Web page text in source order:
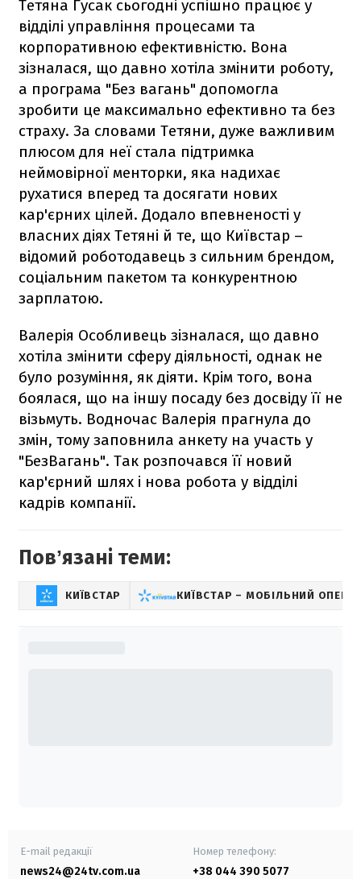
Тетяна Гусак сьогодні успішно працює у
відділі управління процесами та
корпоративною ефективністю. Вона
зізналася, що давно хотіла змінити роботу,
а програма "Без вагань" допомогла
зробити це максимально ефективно та без
страху. За словами Тетяни, дуже важливим
плюсом для неї стала підтримка
неймовірної менторки, яка надихає
рухатися вперед та досягати нових
кар'єрних цілей. Додало впевненості у
власних діях Тетяні й те, що Київстар –
відомий роботодавець з сильним брендом,
соціальним пакетом та конкурентною
зарплатою.
Валерія Особливець зізналася, що давно
хотіла змінити сферу діяльності, однак не
було розуміння, як діяти. Крім того, вона
боялася, що на іншу посаду без досвіду її не
візьмуть. Водночас Валерія прагнула до
змін, тому заповнила анкету на участь у
"БезВагань". Так розпочався її новий
кар'єрний шлях і нова робота у відділі
кадрів компанії.
Повʼязані теми:
КИЇВСТАР КИЇВСТАР – МОБІЛЬНИЙ
E-mail редакції
news24@24tv.com.ua
Номер телефону:
+38 044 390 5077